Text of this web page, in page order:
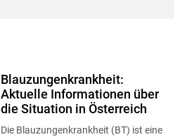
Blauzungenkrankheit:
Aktuelle Informationen über
die Situation in Österreich
Die Blauzungenkrankheit (BT) ist eine